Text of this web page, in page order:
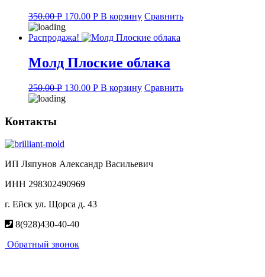
350.00Р Original
price
was:
170.00 РCurrent
is:
В корзину Сравнить
Распродажа!
Молд Плоские облака
250.00Р Original
price
130.00 РCurrent
В корзину Сравнить
Контакты
ИП Ляпунов Александр Васильевич
ИНН 298302490969
г. Ейск ул. Щорса д. 43
8(928)430-40-40
Обратный звонок